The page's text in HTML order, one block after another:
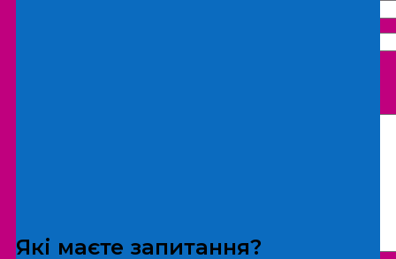
Які маєте запитання?